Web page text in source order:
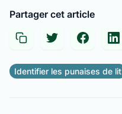
Partager cet article
Identifier les punaises de lit